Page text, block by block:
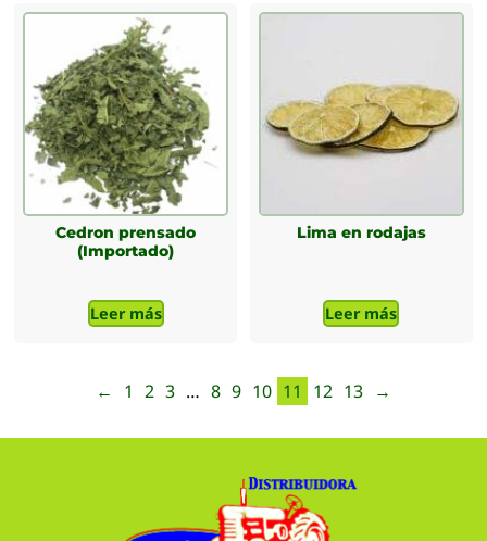
Cedron prensado
(Importado)
Leer más
Lima en rodajas
Leer más
← 1 2 3 … 8 9 10 11 12 13 →